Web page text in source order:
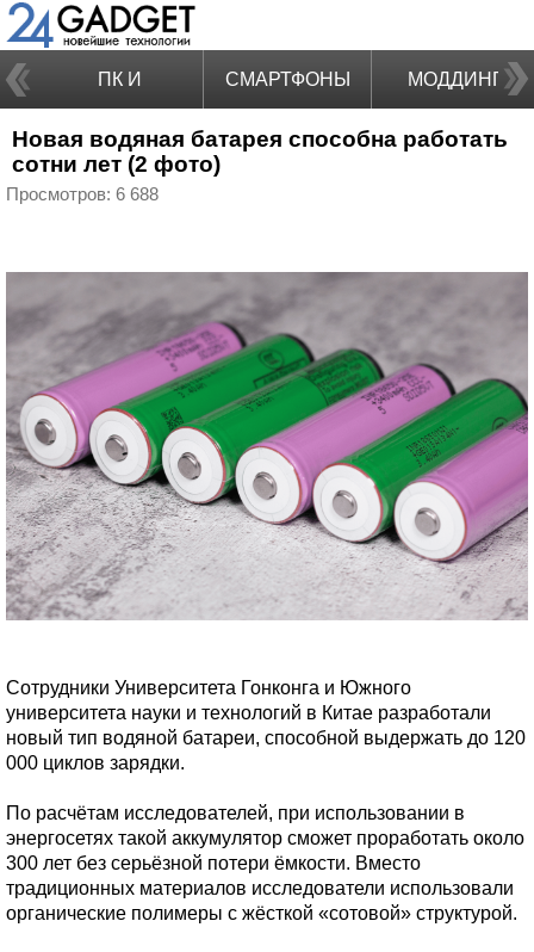
ПК И
НОУТБУКИ
СМАРТФОНЫ МОДДИНГ
Новая водяная батарея способна работать
сотни лет (2 фото)
Просмотров: 6 688
Сотрудники Университета Гонконга и Южного
университета науки и технологий в Китае разработали
новый тип водяной батареи, способной выдержать до 120
000 циклов зарядки.
По расчётам исследователей, при использовании в
энергосетях такой аккумулятор сможет проработать около
300 лет без серьёзной потери ёмкости. Вместо
традиционных материалов исследователи использовали
органические полимеры с жёсткой «сотовой» структурой.